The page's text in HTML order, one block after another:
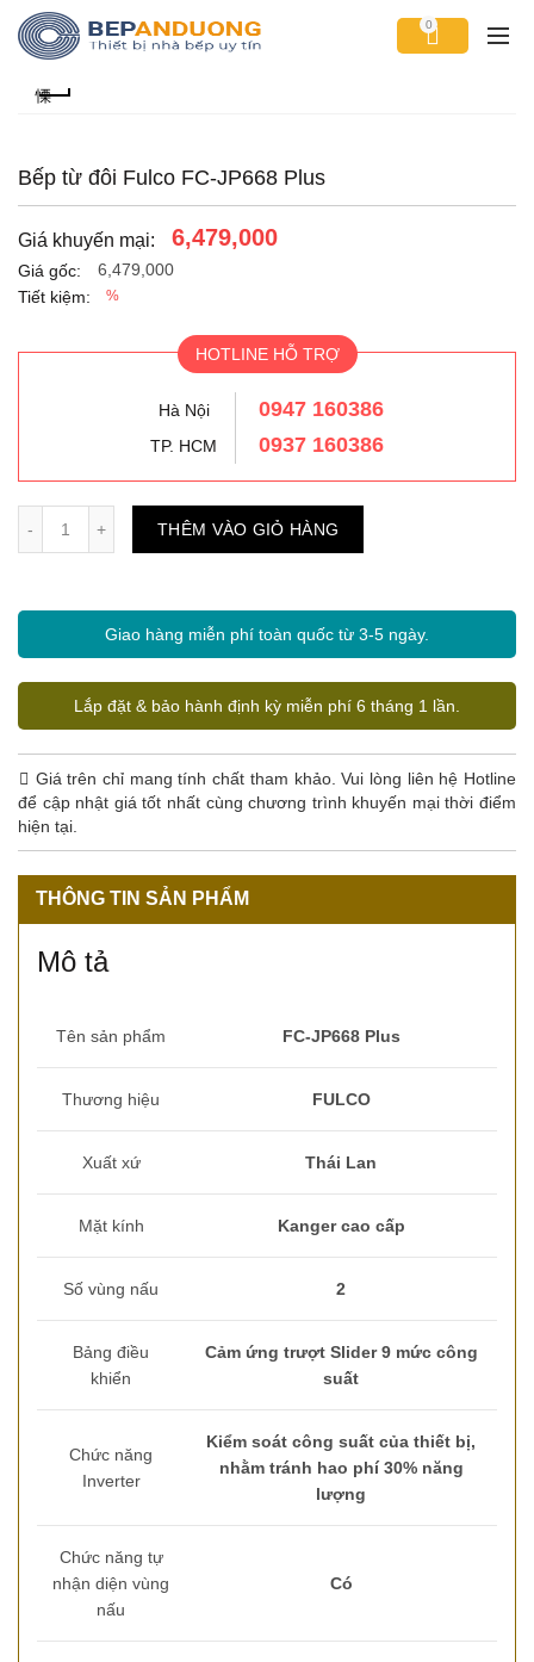
0
Bếp từ đôi Fulco FC-JP668 Plus
Giá khuyến mại: 6,479,000
Giá gốc:
6,479,000
Tiết kiệm:
%
HOTLINE HỖ TRỢ
Hà Nội 0947 160386
TP. HCM 0937 160386
THÊM VÀO GIỎ HÀNG
Giao hàng miễn phí toàn quốc từ 3-5 ngày.
Lắp đặt & bảo hành định kỳ miễn phí 6 tháng 1 lần.
Giá trên chỉ mang tính chất tham khảo. Vui lòng liên hệ Hotline
để cập nhật giá tốt nhất cùng chương trình khuyến mại thời điểm
hiện tại.
THÔNG TIN SẢN PHẨM
Mô tả
Tên sản phẩm FC-JP668 Plus
Thương hiệu FULCO
Xuất xứ Thái Lan
Mặt kính Kanger cao cấp
Số vùng nấu 2
Bảng điều
khiển
Cảm ứng trượt Slider 9 mức công
suất
Chức năng
Inverter
Kiểm soát công suất của thiết bị,
nhằm tránh hao phí 30% năng
lượng
Chức năng tự
nhận diện vùng
nấu
Có